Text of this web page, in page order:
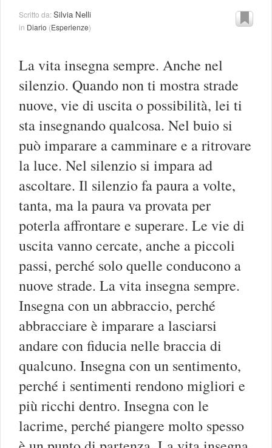
Scritto da:Silvia Nelli
in Diario (Esperienze)
La vita insegna sempre. Anche nel
silenzio. Quando non ti mostra strade
nuove, vie di uscita o possibilità, lei ti
sta insegnando qualcosa. Nel buio si
può imparare a camminare e a ritrovare
la luce. Nel silenzio si impara ad
ascoltare. Il silenzio fa paura a volte,
tanta, ma la paura va provata per
poterla affrontare e superare. Le vie di
uscita vanno cercate, anche a piccoli
passi, perché solo quelle conducono a
nuove strade. La vita insegna sempre.
Insegna con un abbraccio, perché
abbracciare è imparare a lasciarsi
andare con fiducia nelle braccia di
qualcuno. Insegna con un sentimento,
perché i sentimenti rendono migliori e
più ricchi dentro. Insegna con le
lacrime, perché piangere molto spesso